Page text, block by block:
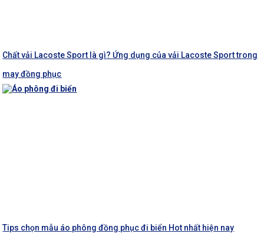
Chất vải Lacoste Sport là gì? Ứng dụng của vải Lacoste Sport trong
may đồng phục
Tips chọn mẫu áo phông đồng phục đi biển Hot nhất hiện nay